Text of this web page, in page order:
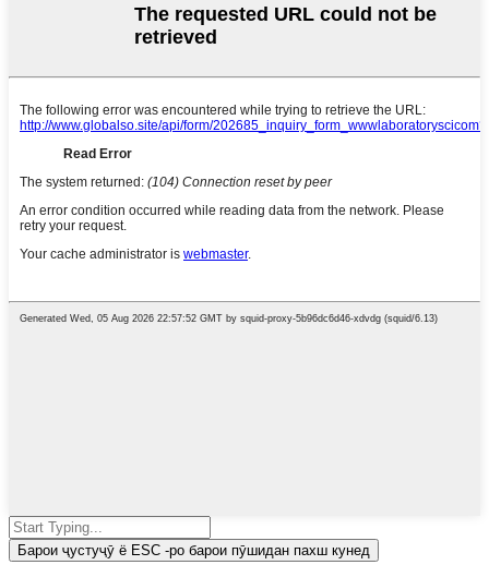
Барои ҷустуҷӯ ё ESC -ро барои пӯшидан пахш кунед